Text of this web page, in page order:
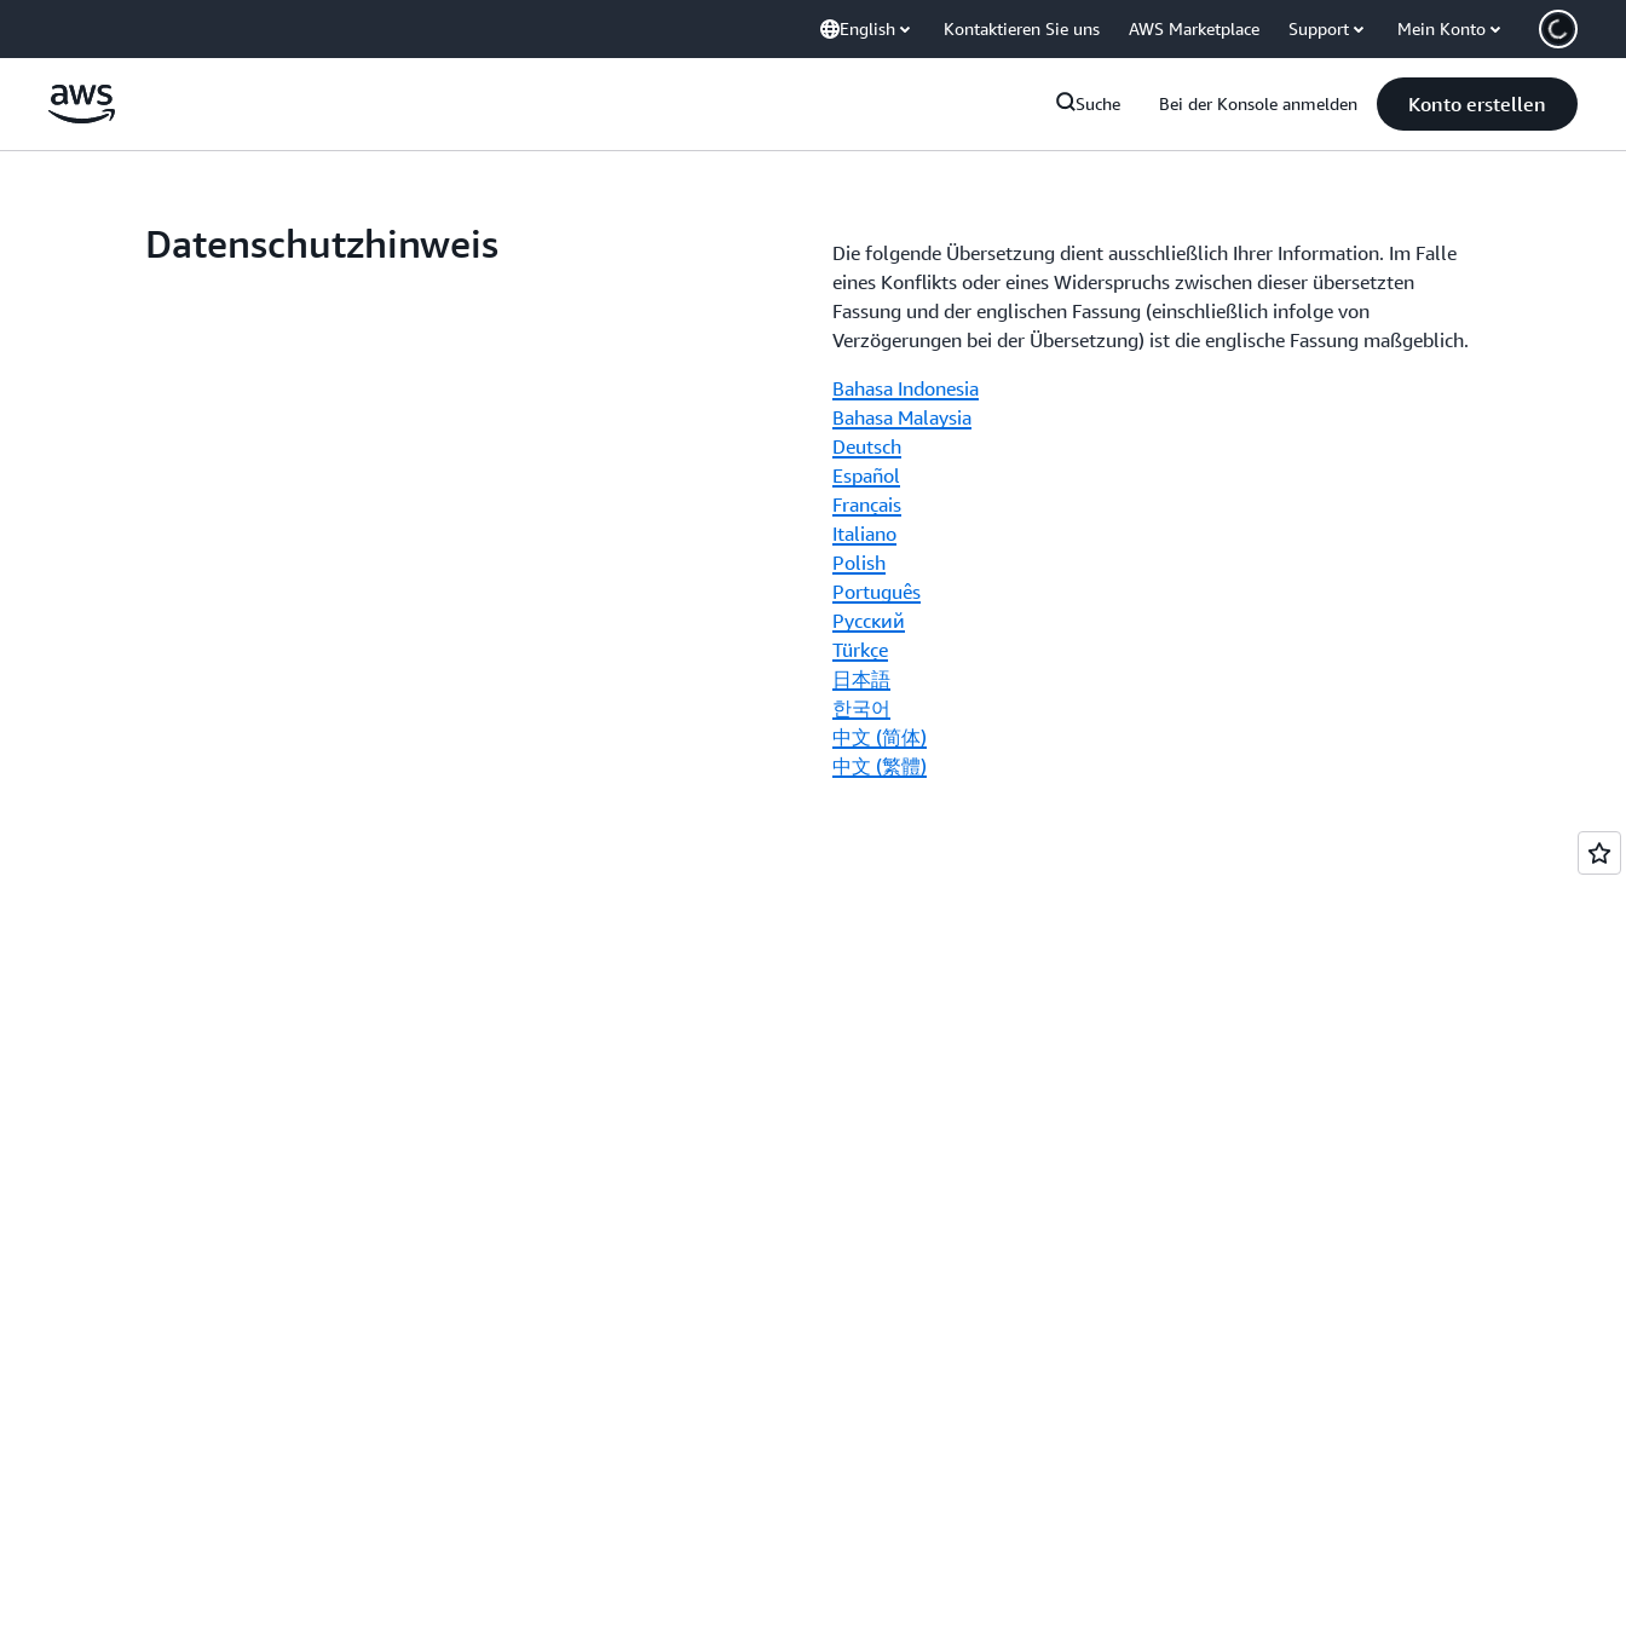
English Kontaktieren Sie uns AWS Marketplace Support Mein Konto
Suche Bei der Konsole anmelden Konto erstellen
Datenschutzhinweis
Die folgende Übersetzung dient ausschließlich Ihrer Information. Im Falle
eines Konflikts oder eines Widerspruchs zwischen dieser übersetzten
Fassung und der englischen Fassung (einschließlich infolge von
Verzögerungen bei der Übersetzung) ist die englische Fassung maßgeblich.
Bahasa Indonesia
Bahasa Malaysia
Deutsch
Español
Français
Italiano
Polish
Português
Ρусский
Türkçe
日本語
한국어
中文 (简体)
中文 (繁體)